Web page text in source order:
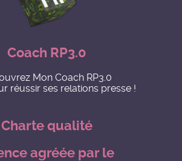
Coach RP3.0
Mon Coach RP3.0
réussir ses relations presse !
Charte qualité
agréée par le